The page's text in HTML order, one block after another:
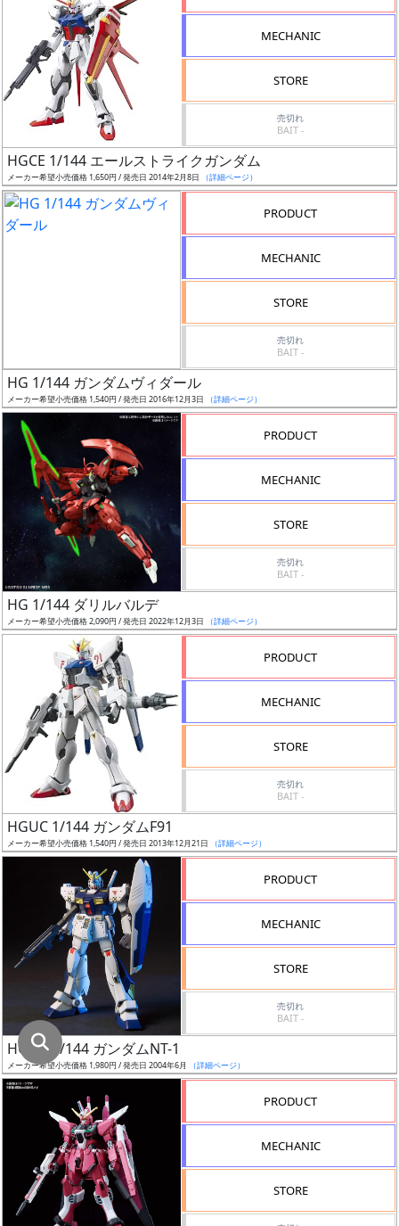
形
色
ト
ル
売
切
含
む
選
中
在
庫
復
発
Web
プッ
シュ
ラ
MECHANIC
STORE
売切れ
BAIT -
HGCE 1/144 エールストライクガンダム
メーカー希望小売価格 1,650円 / 発売日 2014年2月8日 （詳細ページ）
PRODUCT
MECHANIC
STORE
売切れ
BAIT -
HG 1/144 ガンダムヴィダール
メーカー希望小売価格 1,540円 / 発売日 2016年12月3日 （詳細ページ）
PRODUCT
MECHANIC
STORE
売切れ
BAIT -
HG 1/144 ダリルバルデ
メーカー希望小売価格 2,090円 / 発売日 2022年12月3日 （詳細ページ）
PRODUCT
MECHANIC
STORE
売切れ
BAIT -
HGUC 1/144 ガンダムF91
メーカー希望小売価格 1,540円 / 発売日 2013年12月21日 （詳細ページ）
PRODUCT
MECHANIC
STORE
売切れ
BAIT -
HGUC 1/144 ガンダムNT-1
メーカー希望小売価格 1,980円 / 発売日 2004年6月 （詳細ページ）
PRODUCT
MECHANIC
STORE